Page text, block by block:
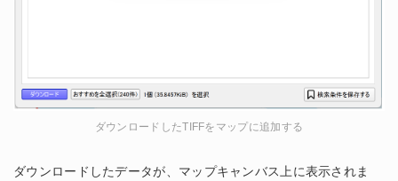
ダウンロードしたTIFFをマップに追加する
ダウンロードしたデータが、マップキャンバス上に表示されま